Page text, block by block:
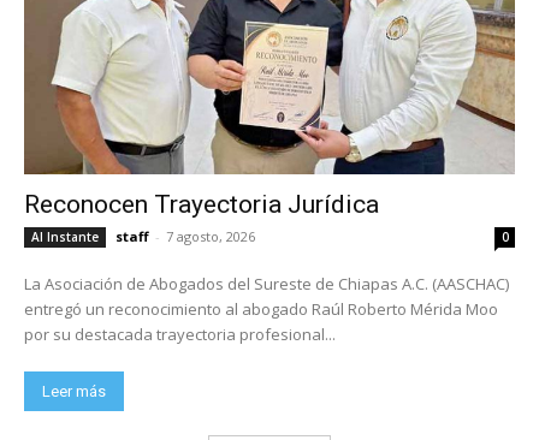
Reconocen Trayectoria Jurídica
Al Instante staff - 7 agosto, 2026 0
La Asociación de Abogados del Sureste de Chiapas A.C. (AASCHAC)
entregó un reconocimiento al abogado Raúl Roberto Mérida Moo
por su destacada trayectoria profesional...
Leer más